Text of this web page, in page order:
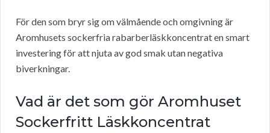
För den som bryr sig om välmående och omgivning är
Aromhusets sockerfria rabarberläskkoncentrat en smart
investering för att njuta av god smak utan negativa
biverkningar.
Vad är det som gör Aromhuset
Sockerfritt Läskkoncentrat